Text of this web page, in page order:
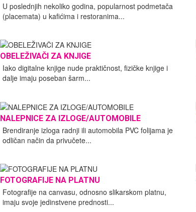
U poslednjih nekoliko godina, popularnost podmetača
(placemata) u kafićima i restoranima...
OBELEŽIVAČI ZA KNJIGE
Iako digitalne knjige nude praktičnost, fizičke knjige i
dalje imaju poseban šarm...
NALEPNICE ZA IZLOGE/AUTOMOBILE
Brendiranje izloga radnji ili automobila PVC folijama je
odličan način da privučete...
FOTOGRAFIJE NA PLATNU
Fotografije na canvasu, odnosno slikarskom platnu,
imaju svoje jedinstvene prednosti...